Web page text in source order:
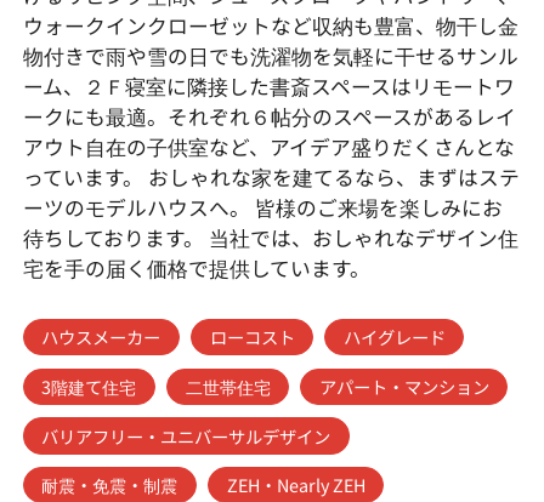
ウォークインクローゼットなど収納も豊富、物干し金
物付きで雨や雪の日でも洗濯物を気軽に干せるサンル
ーム、２Ｆ寝室に隣接した書斎スペースはリモートワ
ークにも最適。それぞれ６帖分のスペースがあるレイ
アウト自在の子供室など、アイデア盛りだくさんとな
っています。 おしゃれな家を建てるなら、まずはステ
ーツのモデルハウスへ。 皆様のご来場を楽しみにお
待ちしております。 当社では、おしゃれなデザイン住
宅を手の届く価格で提供しています。
ハウスメーカー ローコスト
ハイグレード
3階建て住宅
二世帯住宅
アパート・マンション
バリアフリー・ユニバーサルデザイン
耐震・免震・制震
ZEH・Nearly ZEH